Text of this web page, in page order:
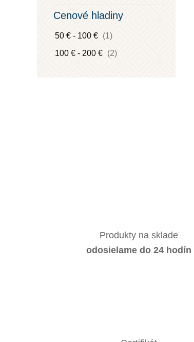
Cenové hladiny
50 € - 100 € (1)
100 € - 200 € (2)
Produkty na sklade
odosielame do 24 hodín